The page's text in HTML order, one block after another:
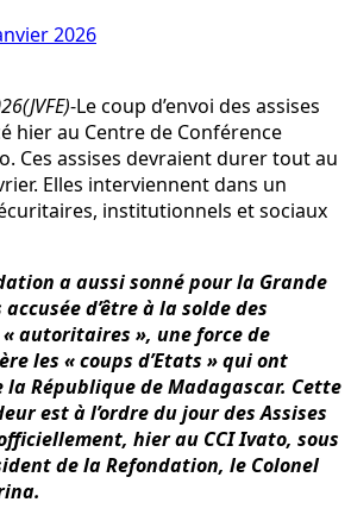
2026
-Le coup d’envoi des assises
hier au Centre de Conférence
Ces assises devraient durer tout au
Elles interviennent dans un
institutionnels et sociaux
a aussi sonné pour la Grande
d’être à la solde des
autoritaires », une force de
les « coups d’Etats » qui ont
la République de Madagascar. Cette
est à l’ordre du jour des Assises
hier au CCI Ivato, sous
de la Refondation, le Colonel